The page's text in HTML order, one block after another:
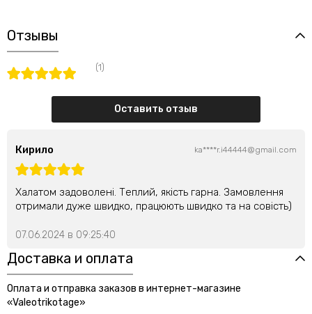
Отзывы
(1)
Оставить отзыв
Кирило ka****r.i44444@gmail.com
Халатом задоволені. Теплий, якість гарна. Замовлення
отримали дуже швидко, працюють швидко та на совість)
07.06.2024 в 09:25:40
Доставка и оплата
Оплата и отправка заказов в интернет-магазине
«Valeotrikotage»